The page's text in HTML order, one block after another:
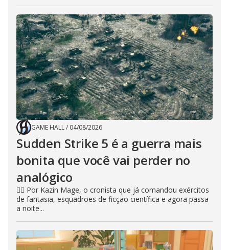
GAME HALL/ 04/08/2026
Sudden Strike 5 é a guerra mais
bonita que você vai perder no
analógico
🧙‍♂️ Por Kazin Mage, o cronista que já comandou exércitos
de fantasia, esquadrões de ficção científica e agora passa
a noite...